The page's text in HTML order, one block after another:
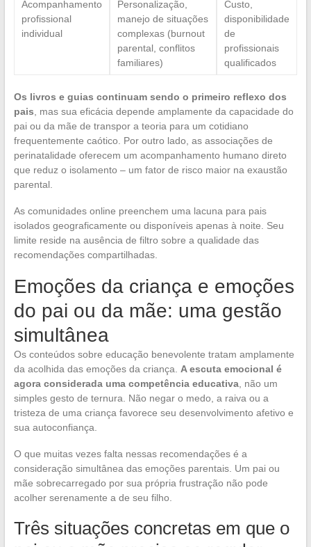
Acompanhamento
profissional
individual
Personalização,
manejo de situações
complexas (burnout
parental, conflitos
familiares)
Custo,
disponibilidade
de
profissionais
qualificados
Os livros e guias continuam sendo o primeiro reflexo dos
pais , mas sua eficácia depende amplamente da capacidade do
pai ou da mãe de transpor a teoria para um cotidiano
frequentemente caótico. Por outro lado, as associações de
perinatalidade oferecem um acompanhamento humano direto
que reduz o isolamento – um fator de risco maior na exaustão
parental.
As comunidades online preenchem uma lacuna para pais
isolados geograficamente ou disponíveis apenas à noite. Seu
limite reside na ausência de filtro sobre a qualidade das
recomendações compartilhadas.
Emoções da criança e emoções
do pai ou da mãe: uma gestão
simultânea
Os conteúdos sobre educação benevolente tratam amplamente
da acolhida das emoções da criança. A escuta emocional é
agora considerada uma competência educativa, não um
simples gesto de ternura. Não negar o medo, a raiva ou a
tristeza de uma criança favorece seu desenvolvimento afetivo e
sua autoconfiança.
O que muitas vezes falta nessas recomendações é a
consideração simultânea das emoções parentais. Um pai ou
mãe sobrecarregado por sua própria frustração não pode
acolher serenamente a de seu filho.
Três situações concretas em que o